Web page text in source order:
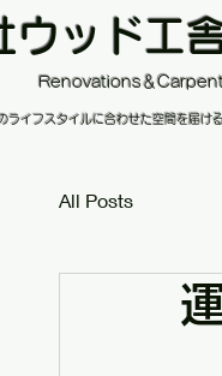
ウッド工
​Renovations＆
ライフスタイルに合わせた空間を届け
All Posts